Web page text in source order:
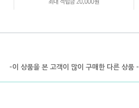
-이 상품을 본 고객이 많이 구매한 다른 상품 -